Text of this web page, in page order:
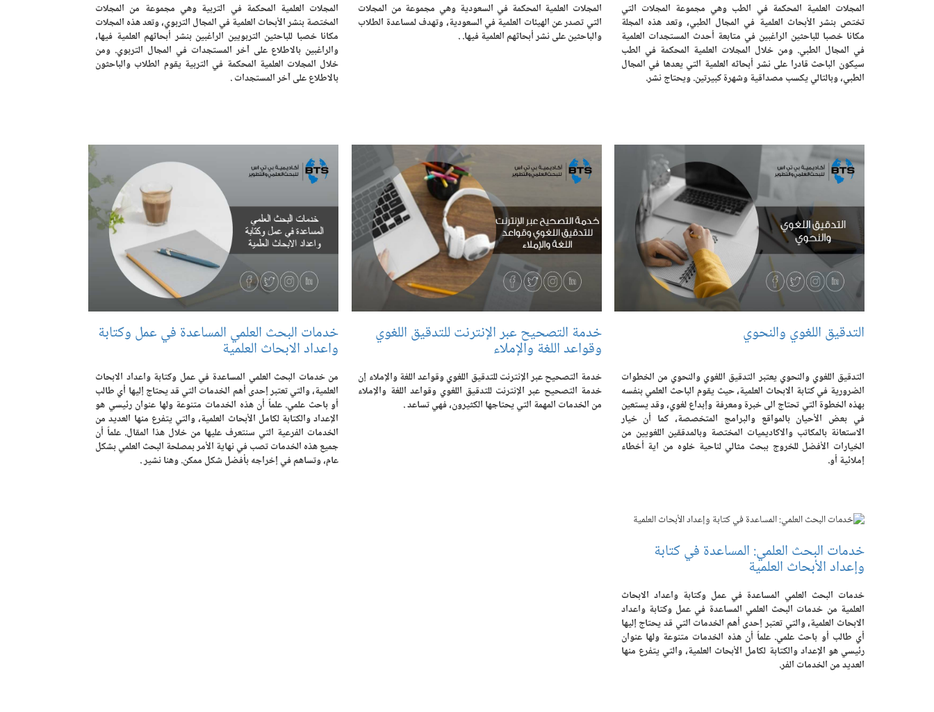
المجلات العلمية المحكمة في الطب وهي مجموعة المجلات التي
تختص بنشر الأبحاث العلمية في المجال الطبي، وتعد هذه المجلة
مكانا خصبا للباحثين الراغبين في متابعة أحدث المستجدات العلمية
في المجال الطبي. ومن خلال المجلات العلمية المحكمة في الطب
سيكون الباحث قادرا على نشر أبحاثه العلمية التي يعدها في المجال
الطبي، وبالتالي يكسب مصداقية وشهرة كبيرتين. ويحتاج نشر.
المجلات العلمية المحكمة في السعودية وهي مجموعة من المجلات
التي تصدر عن الهيئات العلمية في السعودية، وتهدف لمساعدة الطلاب
والباحثين على نشر أبحاثهم العلمية فيها. .
المجلات العلمية المحكمة في التربية وهي مجموعة من المجلات
المختصة بنشر الأبحاث العلمية في المجال التربوي، وتعد هذه المجلات
مكانا خصبا للباحثين التربويين الراغبين بنشر أبحاثهم العلمية فيها،
والراغبين بالاطلاع على آخر المستجدات في المجال التربوي. ومن
خلال المجلات العلمية المحكمة في التربية يقوم الطلاب والباحثون
بالاطلاع على آخر المستجدات .
التدقيق اللغوي والنحوي
التدقيق اللغوي والنحوي يعتبر التدقيق اللغوي والنحوي من الخطوات
الضرورية في كتابة الابحاث العلمية، حيث يقوم الباحث العلمي بنفسه
بهذه الخطوة التي تحتاج الى خبرة ومعرفة وإبداع لغوي، وقد يستعين
في بعض الأحيان بالمواقع والبرامج المتخصصة، كما أن خيار
الاستعانة بالمكاتب والاكاديميات المختصة وبالمدققين اللغويين من
الخيارات الأفضل للخروج ببحث مثالي لناحية خلوه من اية أخطاء
إملائية أو.
خدمة التصحيح عبر الإنترنت للتدقيق اللغوي
وقواعد اللغة والإملاء
خدمة التصحيح عبر الإنترنت للتدقيق اللغوي وقواعد اللغة والإملاء إن
خدمة التصحيح عبر الإنترنت للتدقيق اللغوي وقواعد اللغة والإملاء
من الخدمات المهمة التي يحتاجها الكثيرون، فهي تساعد .
خدمات البحث العلمي المساعدة في عمل وكتابة
واعداد الابحاث العلمية
من خدمات البحث العلمي المساعدة في عمل وكتابة واعداد الابحاث
العلمية، والتي تعتبر إحدى أهم الخدمات التي قد يحتاج إليها أي طالب
أو باحث علمي. علماً أن هذه الخدمات متنوعة ولها عنوان رئيسي هو
الإعداد والكتابة لكامل الأبحاث العلمية، والتي يتفرع منها العديد من
الخدمات الفرعية التي سنتعرف عليها من خلال هذا المقال. علماً أن
جميع هذه الخدمات تصب في نهاية الأمر بمصلحة البحث العلمي بشكل
عام، وتساهم في إخراجه بأفضل شكل ممكن. وهنا نشير .
خدمات البحث العلمي: المساعدة في كتابة
وإعداد الأبحاث العلمية ‎‎
خدمات البحث العلمي المساعدة في عمل وكتابة واعداد الابحاث
العلمية من خدمات البحث العلمي المساعدة في عمل وكتابة واعداد
الابحاث العلمية، والتي تعتبر إحدى أهم الخدمات التي قد يحتاج إليها
أي طالب أو باحث علمي. علماً أن هذه الخدمات متنوعة ولها عنوان
رئيسي هو الإعداد والكتابة لكامل الأبحاث العلمية، والتي يتفرع منها
العديد من الخدمات الفر.